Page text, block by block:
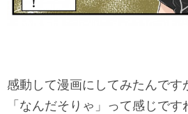
感動して漫画にしてみたんです
「なんだそりゃ」って感じです